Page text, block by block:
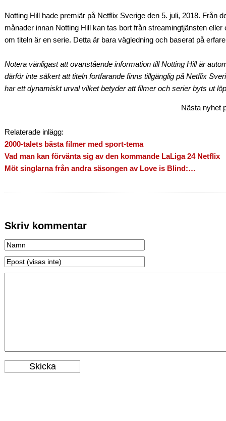
Notting Hill hade premiär på Netflix Sverige den 5. juli, 2018. Från
månader innan Notting Hill kan tas bort från streamingtjänsten
om titeln är en serie. Detta är bara vägledning och baserat på
Notera vänligast att ovanstående information till Notting Hill är
därför inte säkert att titeln fortfarande finns tillgänglig på Netflix
har ett dynamiskt urval vilket betyder att filmer och serier byts ut
Nästa nyhet
Relaterade inlägg:
2000-talets bästa filmer med sport-tema
Vad man kan förvänta sig av den kommande LaLiga 24 Netflix
Möt singlarna från andra säsongen av Love is Blind:…
Skriv kommentar